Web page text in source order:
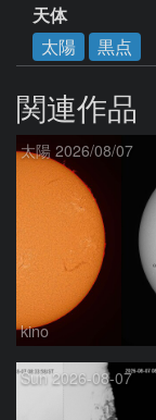
天体
太陽
黒点
関連作品
太陽 2026/08/07
kino
Sun 2026-08-07